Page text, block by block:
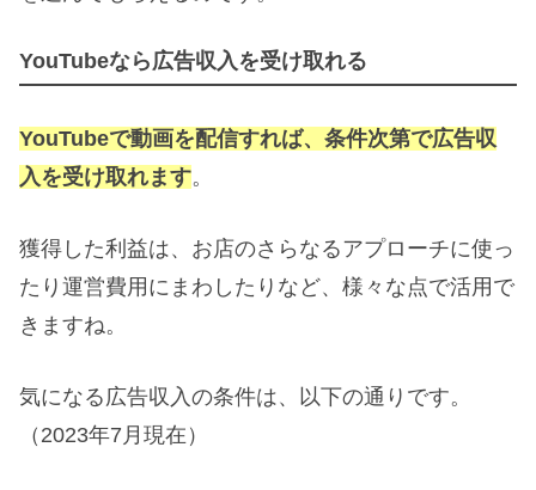
YouTubeなら広告収入を受け取れる
YouTubeで動画を配信すれば、条件次第で広告収
入を受け取れます。
獲得した利益は、お店のさらなるアプローチに使っ
たり運営費用にまわしたりなど、様々な点で活用で
きますね。
気になる広告収入の条件は、以下の通りです。
（2023年7月現在）